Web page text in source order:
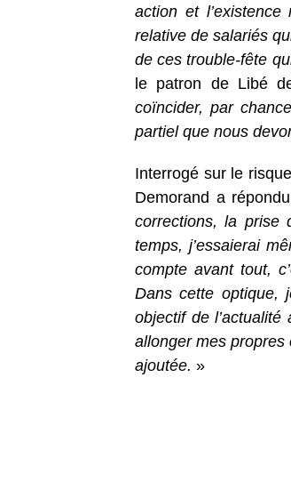
action et
relative de salariés
de ces trouble-fête
le patron de Libé
coïncider, par
partiel que nous
Interrogé sur le
Demorand a
corrections, la prise
temps, j’essaierai
compte avant tout,
Dans cette optique,
objectif de
allonger mes propres
ajoutée. »